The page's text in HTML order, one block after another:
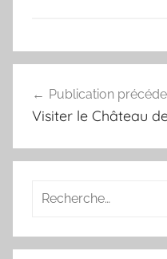
de
Publication
Visiter le Château
Recherche
: